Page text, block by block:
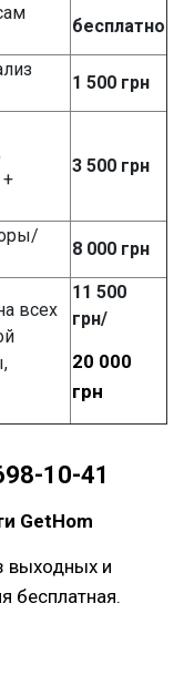
бесплатно
1 500 грн
3 500 грн
8 000 грн
всех
11 500
грн/
20 000
грн
10-41
GetHom
выходных и
бесплатная.